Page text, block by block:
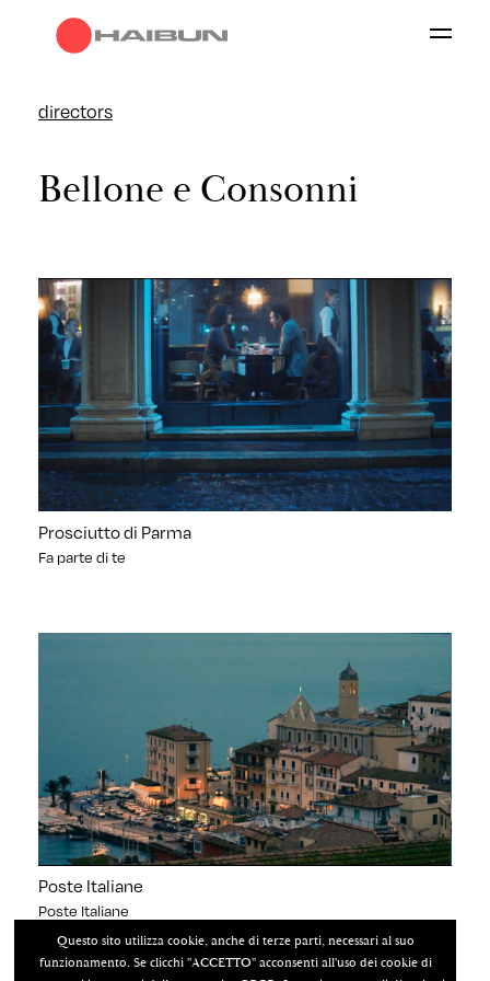
About
Contacts
our group
directors
Bellone e Consonni
Prosciutto di Parma
Fa parte di te
Poste Italiane
Poste Italiane
Questo sito utilizza cookie, anche di terze parti, necessari al suo
funzionamento. Se clicchi "ACCETTO" acconsenti all'uso dei cookie di